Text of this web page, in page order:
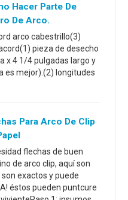
Hacer Parte De
De Arco.
arco cabestrillo(3)
pieza de desecho
x 4 1/4 pulgadas largo y
es mejor).(2) longitudes
Para Arco De Clip
flechas de buen
de arco clip, aquí son
son exactos y puede
éstos pueden puntcure